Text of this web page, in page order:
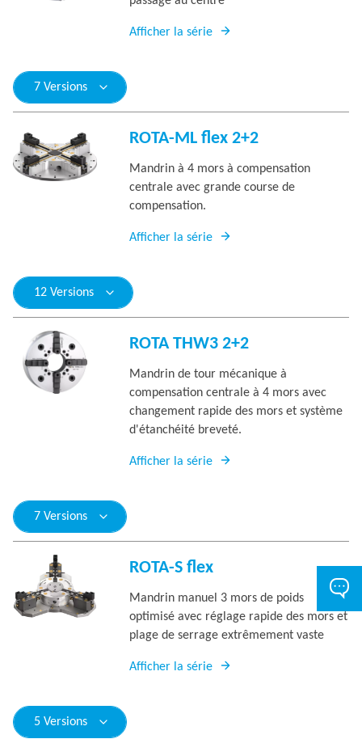
Afficher la série
7 Versions
ROTA-ML flex 2+2
Mandrin à 4 mors à compensation
centrale avec grande course de
compensation.
Afficher la série
12 Versions
ROTA THW3 2+2
Mandrin de tour mécanique à
compensation centrale à 4 mors avec
changement rapide des mors et système
d'étanchéité breveté.
Afficher la série
7 Versions
ROTA-S flex
Mandrin manuel 3 mors de poids
optimisé avec réglage rapide des mors et
plage de serrage extrêmement vaste
Afficher la série
5 Versions